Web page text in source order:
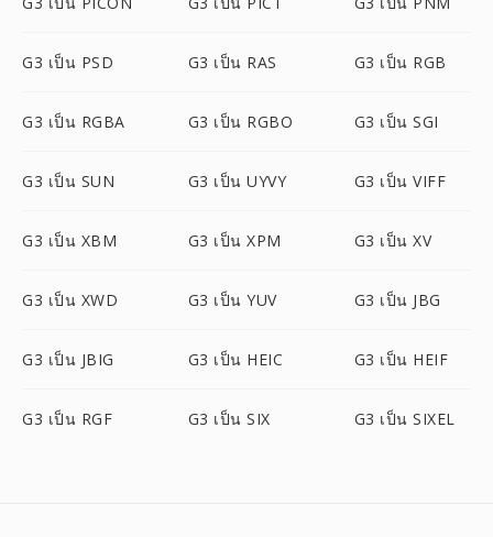
G3 เป็น PSD G3 เป็น RAS G3 เป็น RGB
G3 เป็น RGBA G3 เป็น RGBO G3 เป็น SGI
G3 เป็น SUN G3 เป็น UYVY G3 เป็น VIFF
G3 เป็น XBM G3 เป็น XPM G3 เป็น XV
G3 เป็น XWD G3 เป็น YUV G3 เป็น JBG
G3 เป็น JBIG G3 เป็น HEIC G3 เป็น HEIF
G3 เป็น RGF G3 เป็น SIX G3 เป็น SIXEL